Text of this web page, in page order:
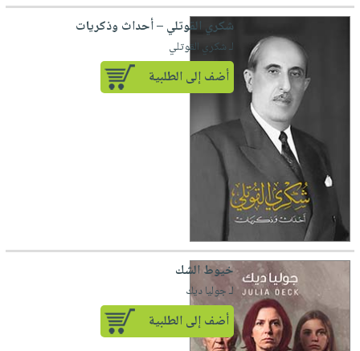
شكري القوتلي – أحداث وذكريات
لـ شكري القوتلي
أضف إلى الطلبية
خيوط الشك
لـ جوليا ديك
أضف إلى الطلبية